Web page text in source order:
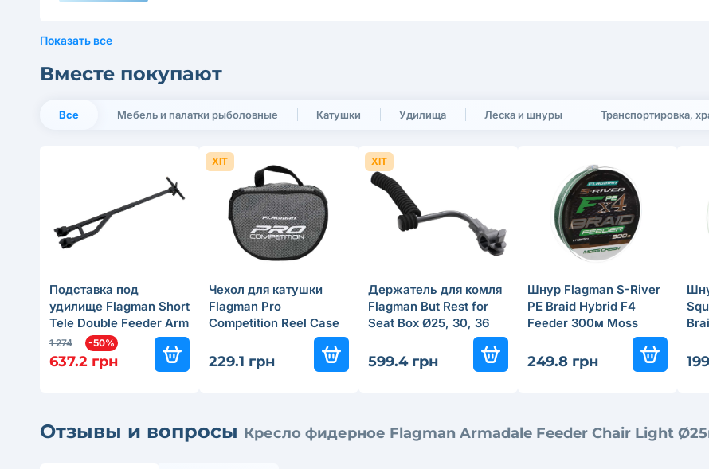
Показать все
Вместе покупают
Все Мебель и палатки рыболовные Катушки Удилища Леска и шнуры Транспортировка,
Подставка под
удилище Flagman Short
Tele Double Feeder Arm
Ø25/30/36 мм
1 274 -50%
637.2 грн
ХІТ
Чехол для катушки
Flagman Pro
Competition Reel Case
229.1 грн
ХІТ
Держатель для комля
Flagman But Rest for
Seat Box Ø25, 30, 36
599.4 грн
Шнур Flagman S-River
PE Braid Hybrid F4
Feeder 300м Moss
249.8 грн
Отзывы и вопросы Кресло фидерное Flagman Armadale Feeder Chair Light